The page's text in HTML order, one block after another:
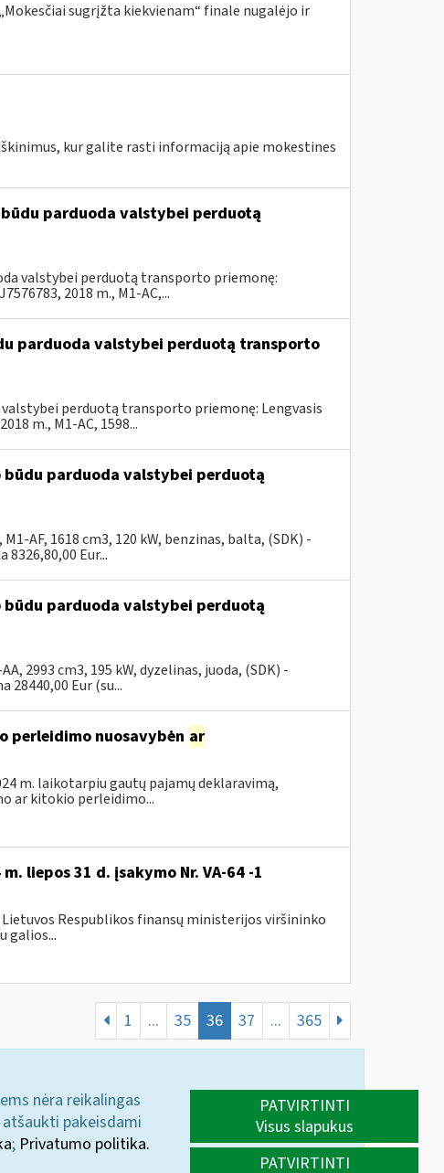
sugrįžta kiekvienam“ finale nugalėjo ir
kur galite rasti informaciją apie mokestines
būdu parduoda valstybei perduotą
valstybei perduotą transporto priemonę:
2018 m., M1-AC,...
parduoda valstybei perduotą transporto
valstybei perduotą transporto priemonę: Lengvasis
m., M1-AC, 1598...
būdu parduoda valstybei perduotą
AF, 1618 cm3, 120 kW, benzinas, balta, (SDK) -
Eur...
būdu parduoda valstybei perduotą
2993 cm3, 195 kW, dyzelinas, juoda, (SDK) -
28440,00 Eur (su...
perleidimo nuosavybėn ar
m. laikotarpiu gautų pajamų deklaravimą,
ar kitokio perleidimo...
liepos 31 d. įsakymo Nr. VA-64 -1
Respublikos finansų ministerijos viršininko
galios...
1 ... 35 36 37 ... 365
nėra reikalingas
pakeisdami
; Privatumo politika.
PATVIRTINTI
Visus slapukus
PATVIRTINTI